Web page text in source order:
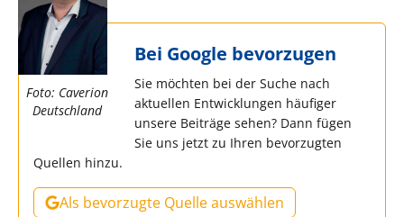
Foto: Caverion
Deutschland
Bei Google bevorzugen
Sie möchten bei der Suche nach
aktuellen Entwicklungen häufiger
unsere Beiträge sehen? Dann fügen
Sie uns jetzt zu Ihren bevorzugten
Quellen hinzu.
Als bevorzugte Quelle auswählen